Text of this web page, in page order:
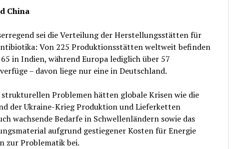
China
sei die Verteilung der Herstellungsstätten für
Von 225 Produktionsstätten weltweit befinden
in Indien, während Europa lediglich über 57
– davon liege nur eine in Deutschland.
strukturellen Problemen hätten globale Krisen wie die
der Ukraine-Krieg Produktion und Lieferketten
wachsende Bedarfe in Schwellenländern sowie das
aufgrund gestiegener Kosten für Energie
zur Problematik bei.